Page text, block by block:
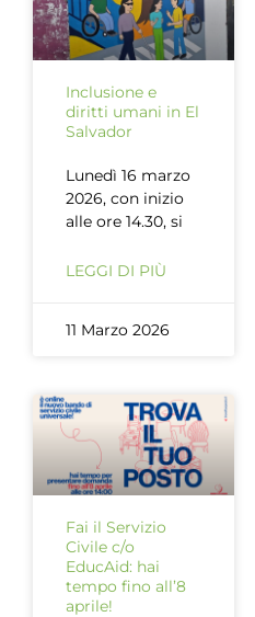
Inclusione e
diritti umani in El
Salvador
Lunedì 16 marzo
2026, con inizio
alle ore 14.30, si
LEGGI DI PIÙ
11 Marzo 2026
Fai il Servizio
Civile c/o
EducAid: hai
tempo fino all’8
aprile!